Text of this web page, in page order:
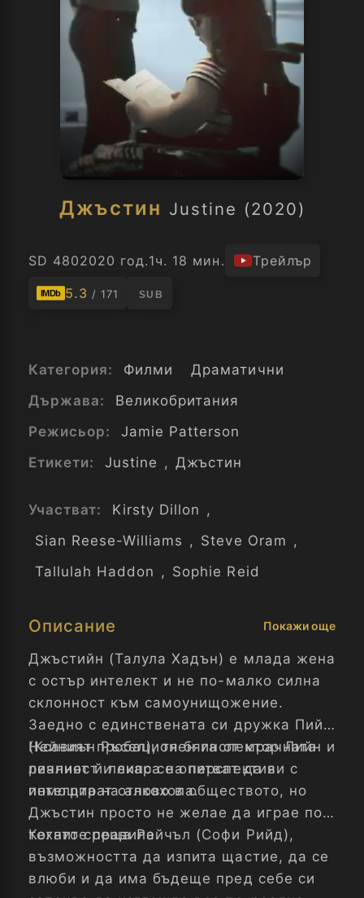
Джъстин Justine (2020)
SD 4802020 год.1ч. 18 мин. Трейлър
IMDb 5.3 / 171 SUB
Категория: Филми
Драматични
Държава:
Великобритания
Режисьор:
Jamie Patterson
Етикети:
Justine , Джъстин
Участват: Kirsty Dillon ,
Sian Reese-Williams , Steve Oram ,
Tallulah Haddon , Sophie Reid
Описание Покажи още
Джъстийн (Талула Хадън) е млада жена
с остър интелект и не по-малко силна
склонност към самоунищожение.
Заедно с единствената си дружка Пийч
(Ксавиън Ръсел), тя бяга от мрачната
реалност и липса на перспективи с
помощта на алкохола.
Нейният пробационен инспектор Лийн и
личният й лекар се опитват да я
интегрират отново в обществото, но
Джъстин просто не желае да играе по
техните правила.
Когато среща Рейчъл (Софи Рийд),
възможността да изпита щастие, да се
влюби и да има бъдеще пред себе си